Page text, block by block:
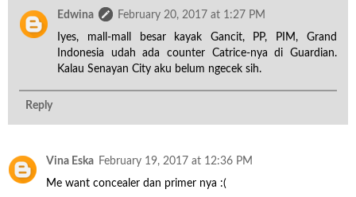
Edwina
February 20, 2017 at 1:27 PM
Iyes, mall-mall besar kayak Gancit, PP, PIM, Grand
Indonesia udah ada counter Catrice-nya di Guardian.
Kalau Senayan City aku belum ngecek sih.
Reply
Vina Eska February 19, 2017 at 12:36 PM
Me want concealer dan primer nya :(